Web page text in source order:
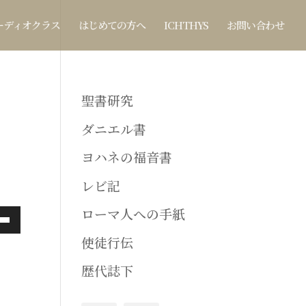
ディオクラス はじめての方へ ICHTHYS お問い合わせ
聖書研究
ダニエル書
ヨハネの福音書
レビ記
ローマ人への手紙
使徒行伝
歴代誌下